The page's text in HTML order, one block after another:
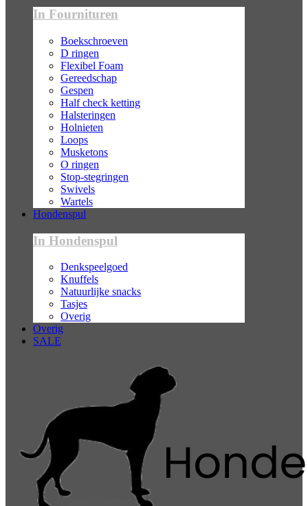
In Fournituren
Boekschroeven
D ringen
Flexibel Foam
Gereedschap
Gespen
Half check ketting
Halsteringen
Holnieten
Loops
Musketons
O ringen
Stop-stegringen
Swivels
Wartels
Hondenspul
In Hondenspul
Denkspeelgoed
Knuffels
Natuurlijke snacks
Tasjes
Overig
Overig
SALE